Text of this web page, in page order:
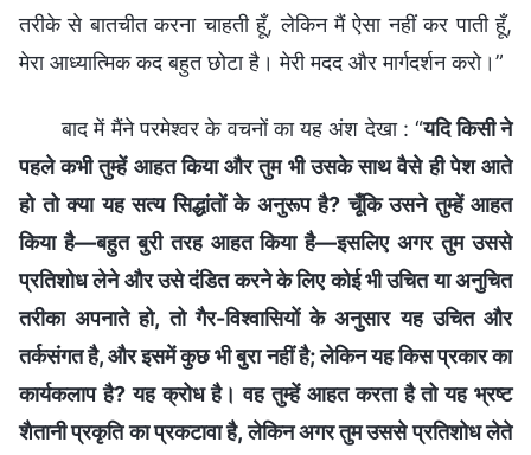
तरीके से बातचीत करना चाहती हूँ, लेकिन मैं ऐसा नहीं कर पाती हूँ,
मेरा आध्यात्मिक कद बहुत छोटा है। मेरी मदद और मार्गदर्शन करो।”
बाद में मैंने परमेश्वर के वचनों का यह अंश देखा : “यदि किसी ने
पहले कभी तुम्हें आहत किया और तुम भी उसके साथ वैसे ही पेश आते
हो तो क्या यह सत्य सिद्धांतों के अनुरूप है? चूँकि उसने तुम्हें आहत
किया है—बहुत बुरी तरह आहत किया है—इसलिए अगर तुम उससे
प्रतिशोध लेने और उसे दंडित करने के लिए कोई भी उचित या अनुचित
तरीका अपनाते हो, तो गैर-विश्वासियों के अनुसार यह उचित और
तर्कसंगत है, और इसमें कुछ भी बुरा नहीं है; लेकिन यह किस प्रकार का
कार्यकलाप है? यह क्रोध है। वह तुम्हें आहत करता है तो यह भ्रष्ट
शैतानी प्रकृति का प्रकटावा है, लेकिन अगर तुम उससे प्रतिशोध लेते